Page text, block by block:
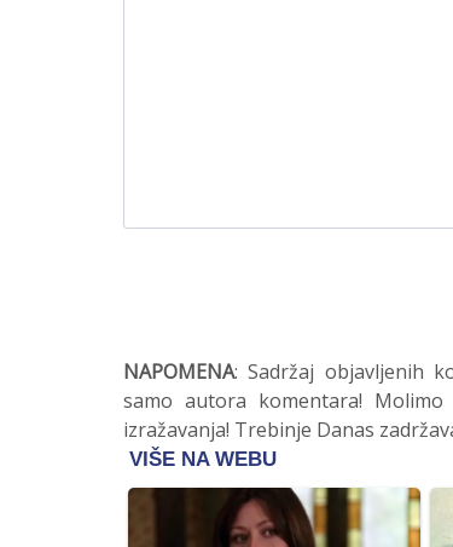
NAPOMENA: Sadržaj objavljenih
samo autora komentara!
izražavanja! Trebinje Danas